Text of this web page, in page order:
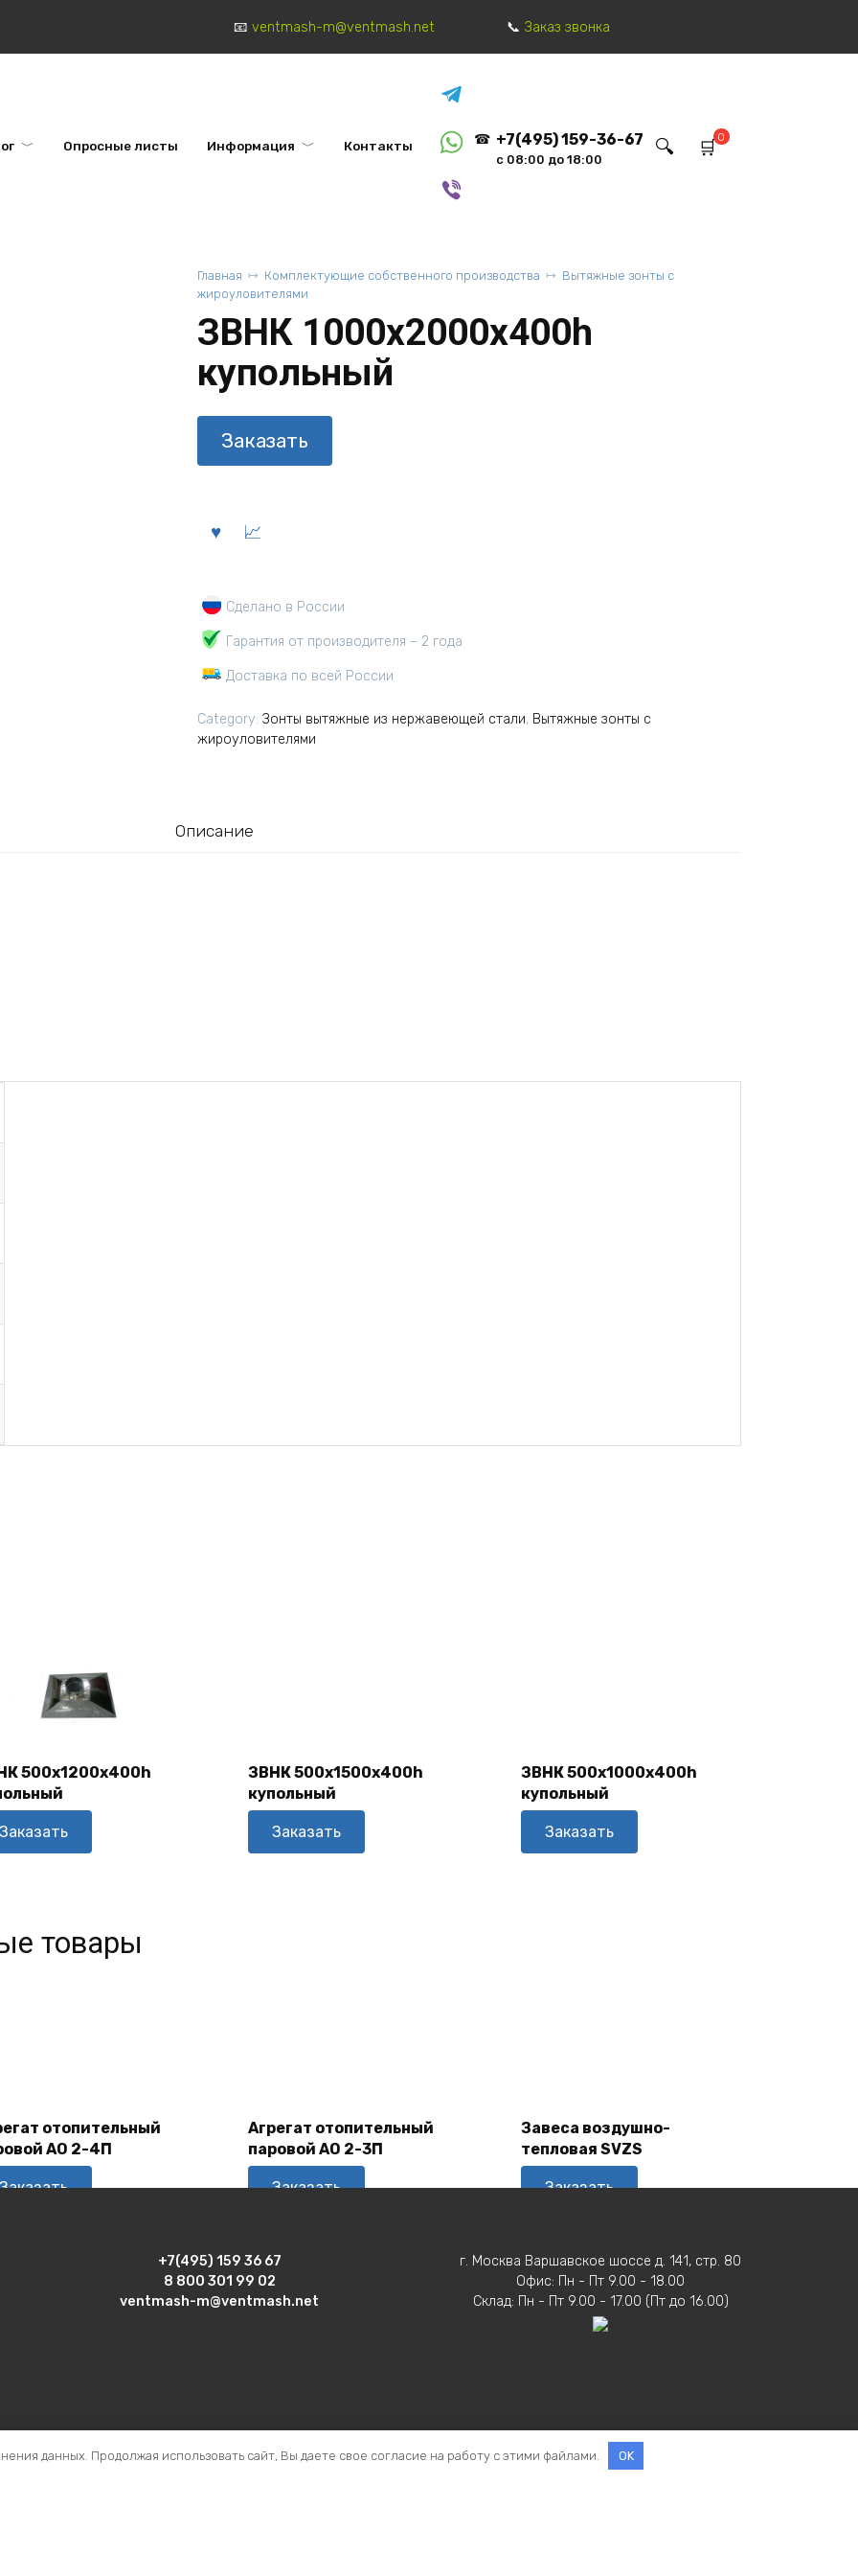
ventmash-m@ventmash.net Заказ звонка
Опросные листы Информация Контакты +7(495) 159-36-67
с 08:00 до 18:00
0
Главная Комплектующие собственного производства
Вытяжные зонты с
жироуловителями
ЗВНК 1000х2000х400h
купольный
Заказать
Сделано в России
Гарантия от производителя – 2 года
Доставка по всей России
Category: Зонты вытяжные из нержавеющей стали, Вытяжные зонты с
жироуловителями
Описание
В Корзину
500х1200х400h
Заказать
Корзину
ЗВНК 500х1500х400h
купольный
Заказать
Корзину
ЗВНК 500х1000х400h
купольный
Заказать
товары
Корзину
отопительный
АО 2-4П
Заказать
Корзину
Агрегат отопительный
паровой АО 2-3П
Заказать
Корзину
Завеса воздушно-
тепловая SVZS
Заказать
+7(495) 159 36 67
8 800 301 99 02
ventmash-m@ventmash.net
г. Москва Варшавское шоссе д. 141, стр. 80
Офис: Пн - Пт 9.00 - 18.00
Склад: Пн - Пт 9.00 - 17.00 (Пт до 16.00)
данных. Продолжая использовать сайт, Вы даете свое согласие на работу с этими файлами. OK